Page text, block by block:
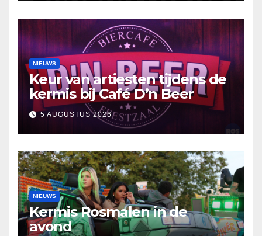
NIEUWS
Keur van artiesten tijdens de
kermis bij Café D’n Beer
5 AUGUSTUS 2026
NIEUWS
Kermis Rosmalen in de
avond